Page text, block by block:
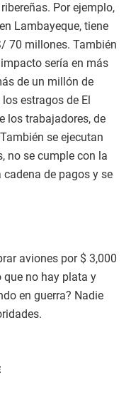
Por ejemplo,
Lambayeque, tiene
70 millones. También
sería en más
de un millón de
estragos de El
los trabajadores, de
se ejecutan
no se cumple con la
de pagos y se
aviones por $ 3,000
que no hay plata y
en guerra? Nadie